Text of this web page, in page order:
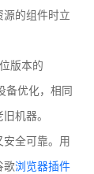
源的组件时立
版本的
备优化，相同
机器。
全可靠。用
歌浏览器插件